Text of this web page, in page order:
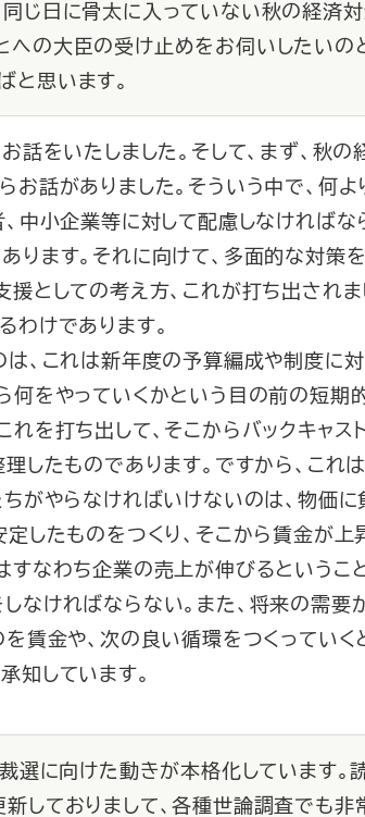
じ日に骨太に入っていない秋の経済対
への大臣の受け止めをお伺いしたいの
と思います。
話をいたしました。そして、まず、秋
お話がありました。そういう中で、何
、中小企業等に対して配慮しなければ
ります。それに向けて、多面的な対策
としての考え方、これが打ち出されま
わけであります。
、これは新年度の予算編成や制度に
何をやっていくかという目の前の短期
れを打ち出して、そこからバックキャ
理したものであります。ですから、こ
がやらなければいけないのは、物価に
したものをつくり、そこから賃金が上
すなわち企業の売上が伸びるというこ
なければならない。また、将来の需要
賃金や、次の良い循環をつくっていく
知しています。
裁選に向けた動きが本格化しています
ておりまして、各種世論調査でも非